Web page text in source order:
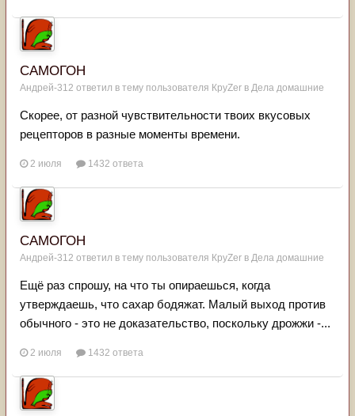
САМОГОН
Андрей-312 ответил в тему пользователя КруZer в Дела домашние
Скорее, от разной чувствительности твоих вкусовых
рецепторов в разные моменты времени.
2 июля 1432 ответа
САМОГОН
Андрей-312 ответил в тему пользователя КруZer в Дела домашние
Ещё раз спрошу, на что ты опираешься, когда
утверждаешь, что сахар бодяжат. Малый выход против
обычного - это не доказательство, поскольку дрожжи -...
2 июля 1432 ответа